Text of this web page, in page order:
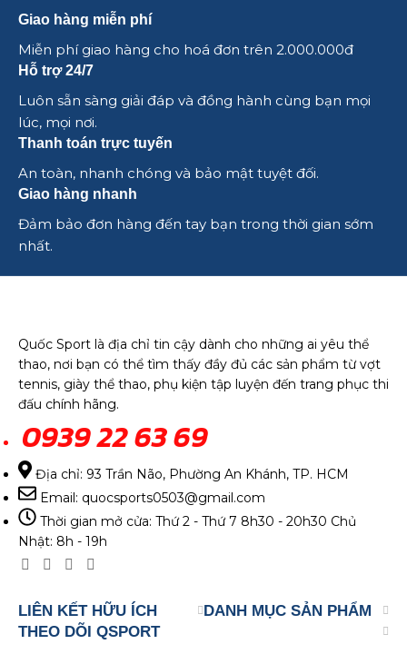
Giao hàng miễn phí
Miễn phí giao hàng cho hoá đơn trên 2.000.000đ
Hỗ trợ 24/7
Luôn sẵn sàng giải đáp và đồng hành cùng bạn mọi
lúc, mọi nơi.
Thanh toán trực tuyến
An toàn, nhanh chóng và bảo mật tuyệt đối.
Giao hàng nhanh
Đảm bảo đơn hàng đến tay bạn trong thời gian sớm
nhất.
Quốc Sport là địa chỉ tin cậy dành cho những ai yêu thể
thao, nơi bạn có thể tìm thấy đầy đủ các sản phẩm từ vợt
tennis, giày thể thao, phụ kiện tập luyện đến trang phục thi
đấu chính hãng.
0939 22 63 69
Địa chỉ: 93 Trần Não, Phường An Khánh, TP. HCM
Email: quocsports0503@gmail.com
Thời gian mở cửa: Thứ 2 - Thứ 7 8h30 - 20h30 Chủ
Nhật: 8h - 19h
LIÊN KẾT HỮU ÍCH
DANH MỤC SẢN PHẨM
THEO DÕI QSPORT